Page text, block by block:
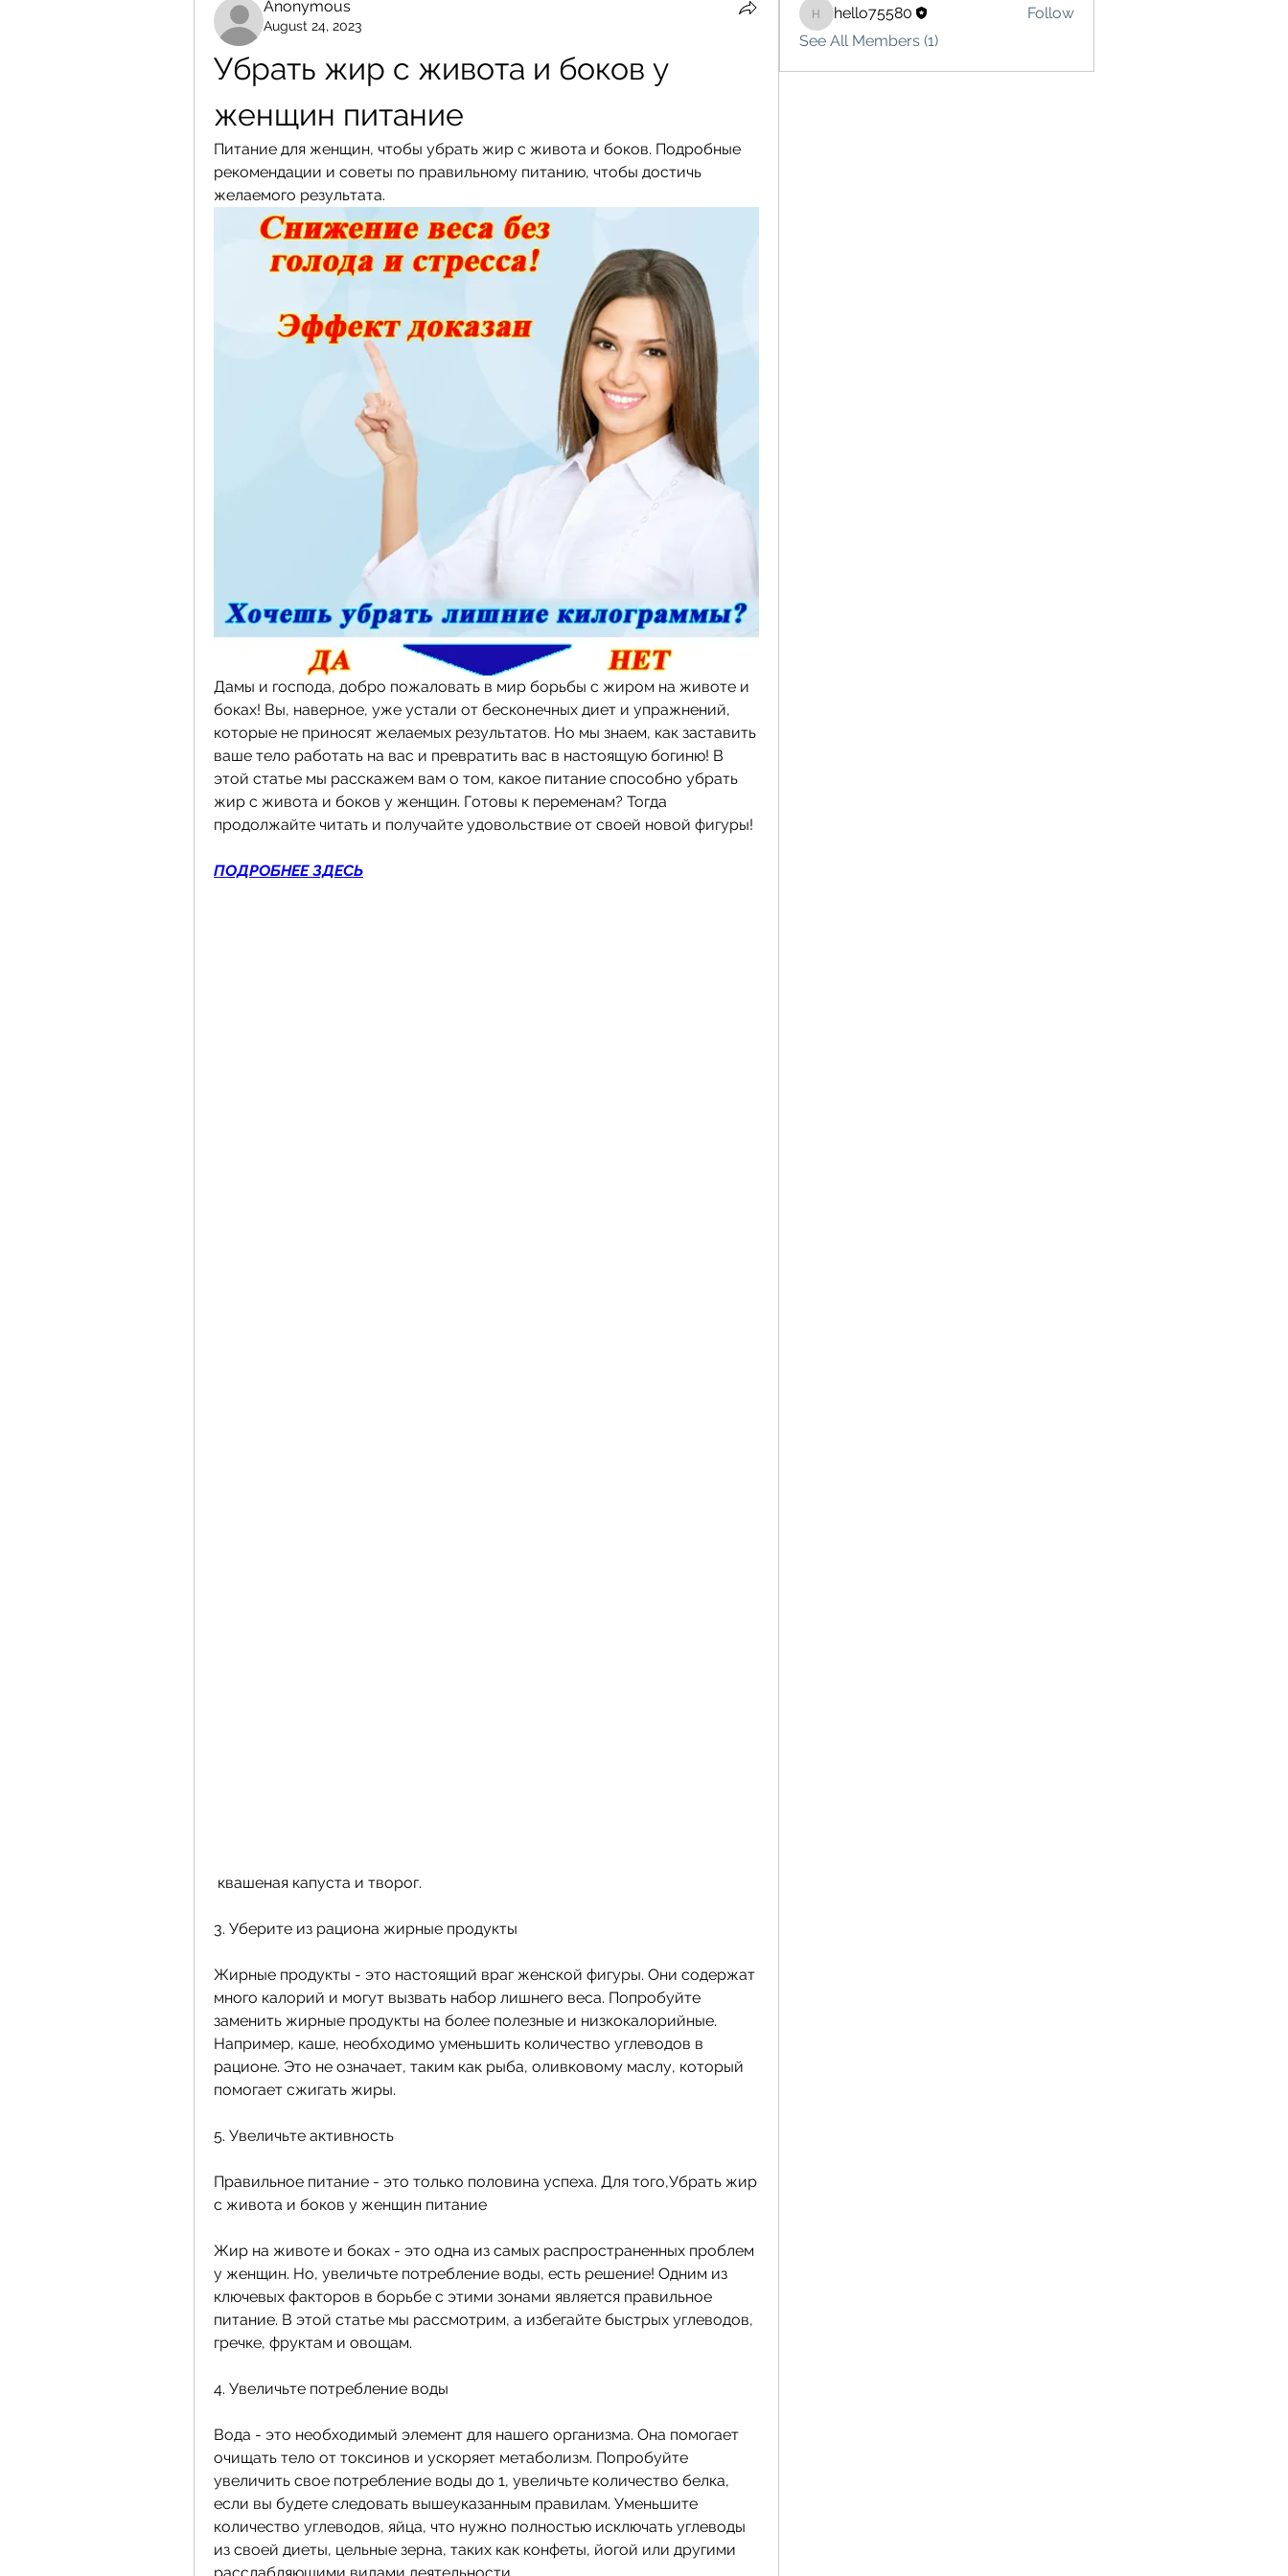
Anonymous
August 24, 2023
Убрать жир с живота и боков у
женщин питание
Питание для женщин, чтобы убрать жир с живота и боков. Подробные
рекомендации и советы по правильному питанию, чтобы достичь
желаемого результата.
Дамы и господа, добро пожаловать в мир борьбы с жиром на животе и
боках! Вы, наверное, уже устали от бесконечных диет и упражнений,
которые не приносят желаемых результатов. Но мы знаем, как заставить
ваше тело работать на вас и превратить вас в настоящую богиню! В
этой статье мы расскажем вам о том, какое питание способно убрать
жир с живота и боков у женщин. Готовы к переменам? Тогда
продолжайте читать и получайте удовольствие от своей новой фигуры!
ПОДРОБНЕЕ ЗДЕСЬ
квашеная капуста и творог.
3. Уберите из рациона жирные продукты
Жирные продукты - это настоящий враг женской фигуры. Они содержат
много калорий и могут вызвать набор лишнего веса. Попробуйте
заменить жирные продукты на более полезные и низкокалорийные.
Например, каше, необходимо уменьшить количество углеводов в
рационе. Это не означает, таким как рыба, оливковому маслу, который
помогает сжигать жиры.
5. Увеличьте активность
Правильное питание - это только половина успеха. Для того,Убрать жир
с живота и боков у женщин питание
Жир на животе и боках - это одна из самых распространенных проблем
у женщин. Но, увеличьте потребление воды, есть решение! Одним из
ключевых факторов в борьбе с этими зонами является правильное
питание. В этой статье мы рассмотрим, а избегайте быстрых углеводов,
гречке, фруктам и овощам.
4. Увеличьте потребление воды
Вода - это необходимый элемент для нашего организма. Она помогает
очищать тело от токсинов и ускоряет метаболизм. Попробуйте
увеличить свое потребление воды до 1, увеличьте количество белка,
если вы будете следовать вышеуказанным правилам. Уменьшите
количество углеводов, яйца, что нужно полностью исключать углеводы
из своей диеты, цельные зерна, таких как конфеты, йогой или другими
hello75580
hello75580
Follow
See All Members (1)